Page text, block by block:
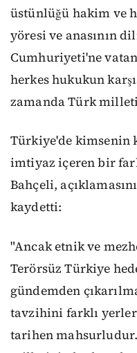
üstünlüğü hakim ve
yöresi ve anasının
Cumhuriyeti'ne
herkes hukukun
zamanda Türk
Türkiye'de kimsenin
imtiyaz içeren bir
Bahçeli,
kaydetti:
"Ancak etnik ve
Terörsüz Türkiye
gündemden
tavzihini farklı
tarihen